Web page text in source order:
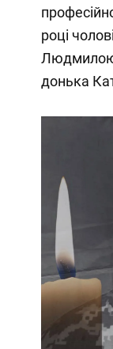
році
Людмилою,
донька